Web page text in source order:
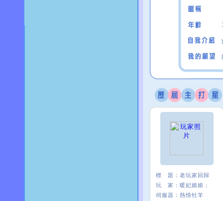
標 題： 老玩家回歸
玩 家： 暖妃娘娘；
伺服器： 熱情牡羊